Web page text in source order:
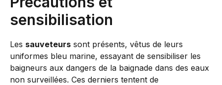
sensibilisation
Les sauveteurs sont présents, vêtus de leurs
uniformes bleu marine, essayant de sensibiliser les
baigneurs aux dangers de la baignade dans des eaux
non surveillées. Ces derniers tentent de